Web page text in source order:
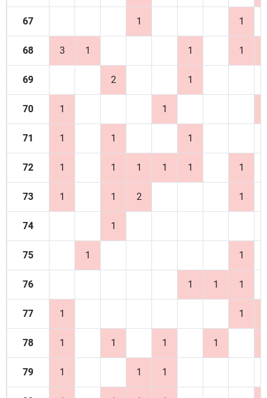
67 1 1
68 3 1 1 1
69 2 1
70 1 1
71 1 1 1
72 1 1 1 1 1 1
73 1 1 2 1
74 1
75 1 1
76 1 1 1
77 1 1
78 1 1 1 1
79 1 1 1